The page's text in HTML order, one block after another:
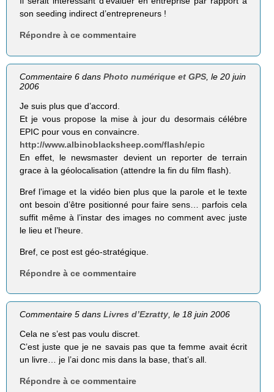
son seeding indirect d’entrepreneurs !
Répondre à ce commentaire
Commentaire 6 dansPhoto numérique et GPS , le 20 juin
2006
Je suis plus que d’accord.
Et je vous propose la mise à jour du desormais célébre
EPIC pour vous en convaincre.
http://www.albinoblacksheep.com/flash/epic
En effet, le newsmaster devient un reporter de terrain
grace à la géolocalisation (attendre la fin du film flash).
Bref l’image et la vidéo bien plus que la parole et le texte
ont besoin d’être positionné pour faire sens… parfois cela
suffit même à l’instar des images no comment avec juste
le lieu et l’heure.
Bref, ce post est géo-stratégique.
Répondre à ce commentaire
Commentaire 5 dansLivres d’Ezratty , le 18 juin 2006
Cela ne s’est pas voulu discret.
C’est juste que je ne savais pas que ta femme avait écrit
un livre… je l’ai donc mis dans la base, that’s all.
Répondre à ce commentaire